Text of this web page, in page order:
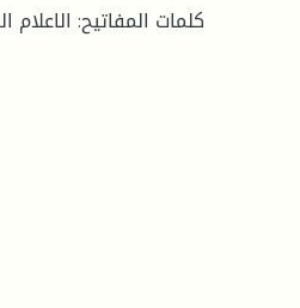
كلمات المفاتيح: الاعلام